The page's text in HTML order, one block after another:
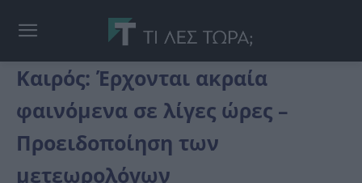
Καιρός: Έρχονται ακραία
φαινόμενα σε λίγες ώρες –
Προειδοποίηση των
μετεωρολόγων